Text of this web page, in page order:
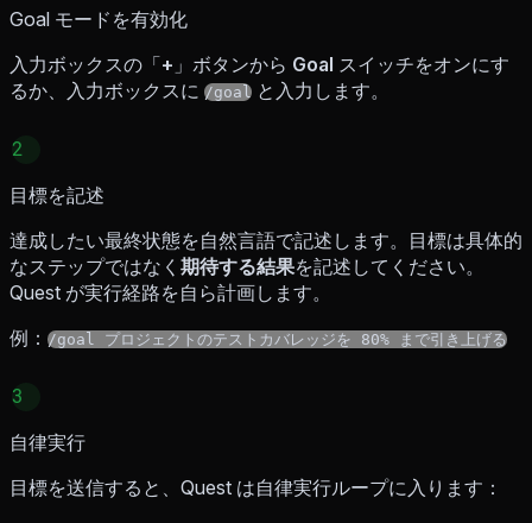
Goal モードを有効化
入力ボックスの「+ 」ボタンから Goal スイッチをオンにす
るか、入力ボックスに /goal と入力します。
2
目標を記述
達成したい最終状態を自然言語で記述します。目標は具体的
なステップではなく 期待する結果を記述してください。
Quest が実行経路を自ら計画します。
例： /goal プロジェクトのテストカバレッジを 80% まで引き上げる
3
自律実行
目標を送信すると、Quest は自律実行ループに入ります：